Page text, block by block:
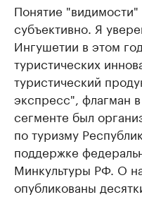
Понятие
субъективно. Я
Ингушетии в этом
туристических
туристический
экспресс", флагман
сегменте был
по туризму
поддержке
Минкультуры РФ. О
опубликованы